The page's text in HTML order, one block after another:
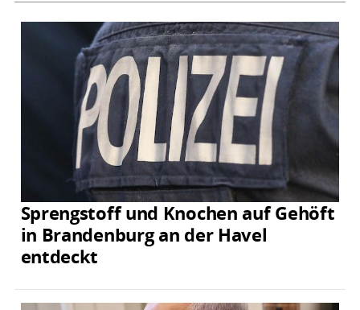
Sprengstoff und Knochen auf Gehöft
in Brandenburg an der Havel
entdeckt